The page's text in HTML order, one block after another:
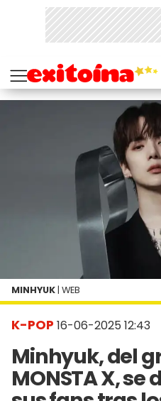
K-POP 16-06-2025 12:43
Minhyuk, del
MONSTA X,
MINHYUK | WEB